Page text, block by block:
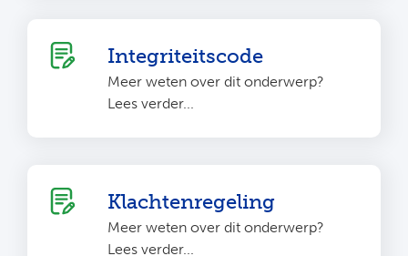
Integriteitscode
Meer weten over dit onderwerp?
Lees verder...
Klachtenregeling
Meer weten over dit onderwerp?
Lees verder...